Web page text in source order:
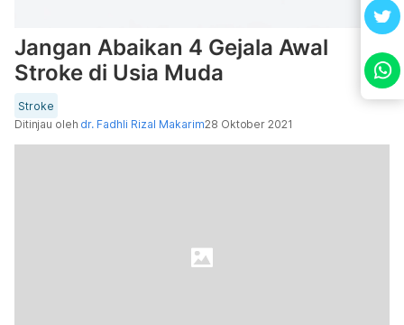
Jangan Abaikan 4 Gejala Awal
Stroke di Usia Muda
Stroke
Ditinjau oleh dr. Fadhli Rizal Makarim28 Oktober 2021